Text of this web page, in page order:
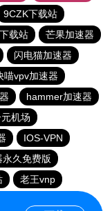
9CZK下载站
载站
芒果加速器
闪电猫加速器
喵vpv加速器
hammer加速器
机场
IOS-VPN
久免费版
老王vnp